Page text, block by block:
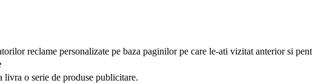
reclame personalizate pe baza paginilor pe care le-ati vizitat anterior si
livra o serie de produse publicitare.